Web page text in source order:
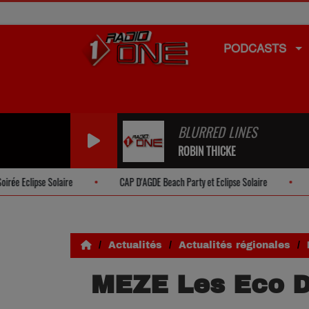
PODCASTS
BLURRED LINES
ROBIN THICKE
Solaire CAP D'AGDE Beach Party et Eclipse Solaire
Actualités Actualités régionales
MEZE Les Eco